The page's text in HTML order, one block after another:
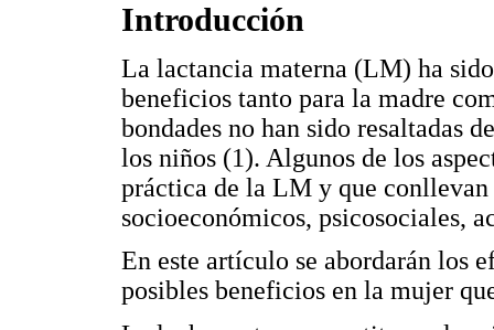
Introducción
La lactancia materna (LM) ha
beneficios tanto para la madre
bondades no han sido resaltadas
los niños (1). Algunos de los
práctica de la LM y que
socioeconómicos, psicosociales,
En este artículo se abordarán los
posibles beneficios en la mujer